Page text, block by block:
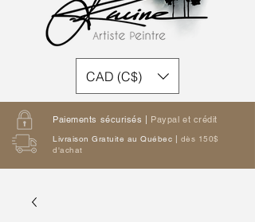
Paiements sécurisés | Paypal et crédit
Livraison Gratuite au Québec | dès 150$
d'achat
CAD (C$)